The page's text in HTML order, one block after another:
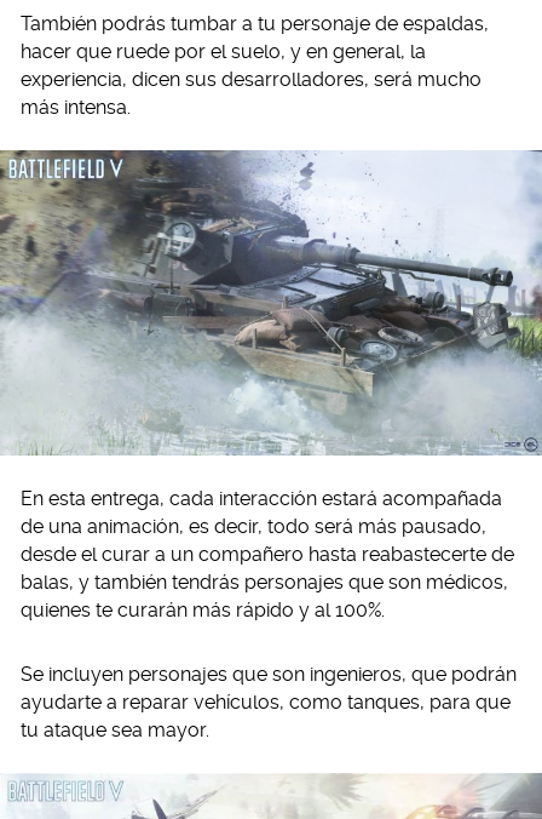
También podrás tumbar a tu personaje de espaldas,
hacer que ruede por el suelo, y en general, la
experiencia, dicen sus desarrolladores, será mucho
más intensa.
En esta entrega, cada interacción estará acompañada
de una animación, es decir, todo será más pausado,
desde el curar a un compañero hasta reabastecerte de
balas, y también tendrás personajes que son médicos,
quienes te curarán más rápido y al 100%.
Se incluyen personajes que son ingenieros, que podrán
ayudarte a reparar vehículos, como tanques, para que
tu ataque sea mayor.